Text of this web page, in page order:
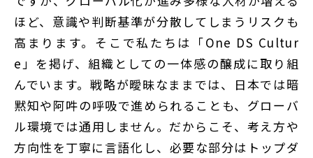
ほど、意識や判断基準が分散してしまうリスクも
高まります。そこで私たちは「One DS Cultur
e」を掲げ、組織としての一体感の醸成に取り組
んでいます。戦略が曖昧なままでは、日本では暗
黙知や阿吽の呼吸で進められることも、グローバ
ル環境では通用しません。だからこそ、考え方や
方向性を丁寧に言語化し、必要な部分はトップダ